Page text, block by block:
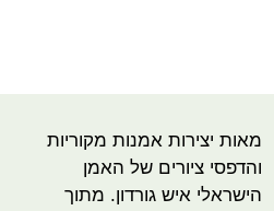
מאות יצירות אמנות מקוריות
והדפסי ציורים של האמן
הישראלי איש גורדון. מתוך